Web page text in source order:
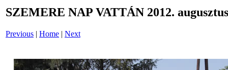
SZEMERE NAP VATTÁN 2012.
Previous | Home | Next